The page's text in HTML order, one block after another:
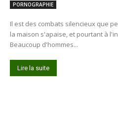
PORNOGRAPHIE
Il est des combats silencieux que
la maison s'apaise, et pourtant à
Beaucoup d'hommes...
Lire la suite